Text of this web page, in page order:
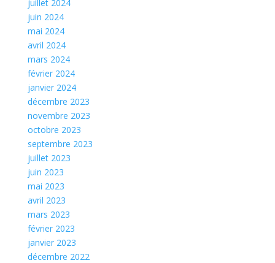
juillet 2024
juin 2024
mai 2024
avril 2024
mars 2024
février 2024
janvier 2024
décembre 2023
novembre 2023
octobre 2023
septembre 2023
juillet 2023
juin 2023
mai 2023
avril 2023
mars 2023
février 2023
janvier 2023
décembre 2022